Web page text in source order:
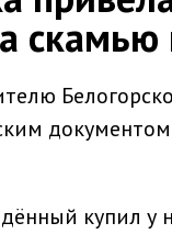
купил у